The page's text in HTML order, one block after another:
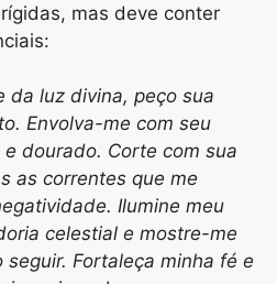
mas deve conter
da luz divina, peço sua
Envolva-me com seu
dourado. Corte com sua
as correntes que me
Ilumine meu
celestial e mostre-me
Fortaleça minha fé e